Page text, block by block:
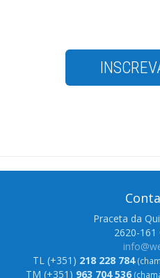
Praceta da
2620-161
TL (+351) 218 228 784
TM (+351) 963 704 536